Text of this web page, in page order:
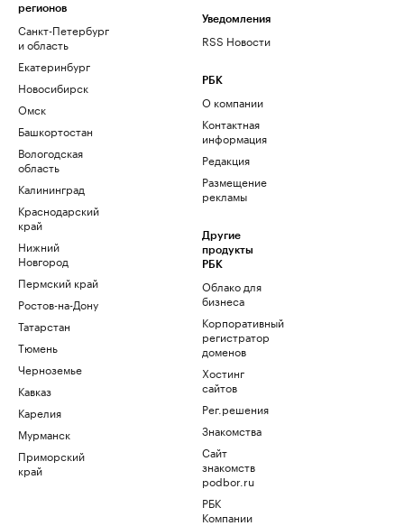
регионов
Санкт-Петербург
и область
Екатеринбург
Новосибирск
Омск
Башкортостан
Вологодская
область
Калининград
Краснодарский
край
Нижний
Новгород
Пермский край
Ростов-на-Дону
Татарстан
Тюмень
Черноземье
Кавказ
Карелия
Мурманск
Приморский
край
Уведомления
RSS Новости
РБК
О компании
Контактная
информация
Редакция
Размещение
рекламы
Другие
продукты
РБК
Облако для
бизнеса
Корпоративный
регистратор
доменов
Хостинг
сайтов
Рег.решения
Знакомства
Сайт
знакомств
podbor.ru
РБК
Компании